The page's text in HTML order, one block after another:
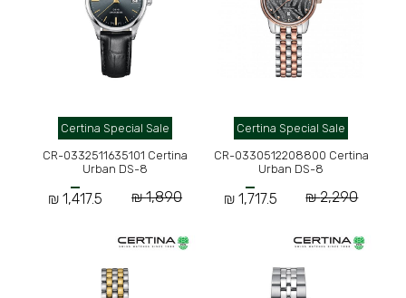
Certina Special Sale
CR-0330512208800 Certina
Urban DS-8
2,290 ₪
1,717.5 ₪
Certina Special Sale
CR-0332511635101 Certina
Urban DS-8
1,890 ₪
1,417.5 ₪